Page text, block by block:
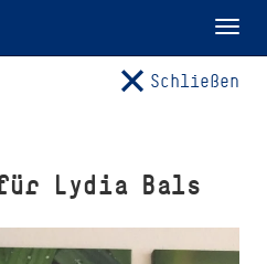
Schließen
Lydia Bals